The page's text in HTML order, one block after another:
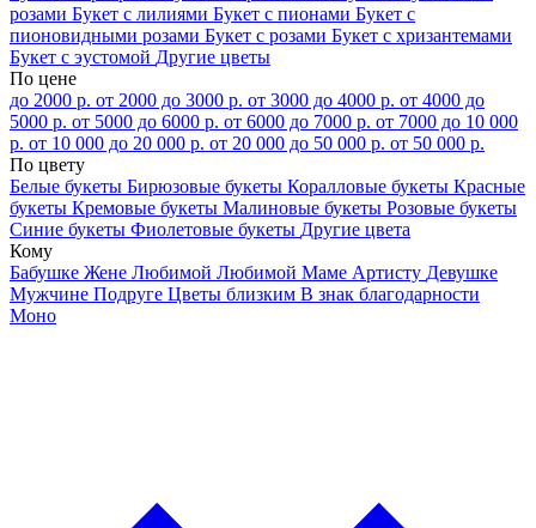
розами Букет с лилиями Букет с пионами Букет с
пионовидными розами Букет с розами Букет с хризантемами
Букет с эустомой Другие цветы
По цене
до 2000 р. от 2000 до 3000 р. от 3000 до 4000 р. от 4000 до
5000 р. от 5000 до 6000 р. от 6000 до 7000 р. от 7000 до 10 000
р. от 10 000 до 20 000 р. от 20 000 до 50 000 р. от 50 000 р.
По цвету
Белые букеты Бирюзовые букеты Коралловые букеты Красные
букеты Кремовые букеты Малиновые букеты Розовые букеты
Синие букеты Фиолетовые букеты Другие цвета
Кому
Бабушке Жене Любимой Любимой Маме Артисту Девушке
Мужчине Подруге Цветы близким В знак благодарности
Моно